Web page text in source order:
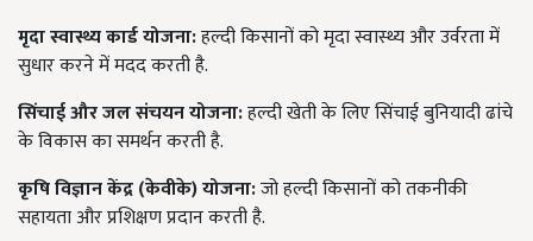
मृदा स्वास्थ्य कार्ड योजना:हल्दी किसानों को मृदा स्वास्थ्य और उर्वरता में
सुधार करने में मदद करती है.
सिंचाई और जल संचयन योजना:हल्दी खेती के लिए सिंचाई बुनियादी ढांचे
के विकास का समर्थन करती है.
कृषि विज्ञान केंद्र (केवीके) योजना:जो हल्दी किसानों को तकनीकी
सहायता और प्रशिक्षण प्रदान करती है.